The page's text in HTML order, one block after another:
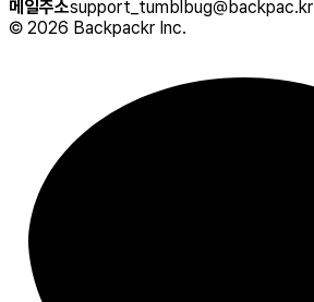
메일주소support_tumblbug@backpac.kr
© 2026 Backpackr Inc.